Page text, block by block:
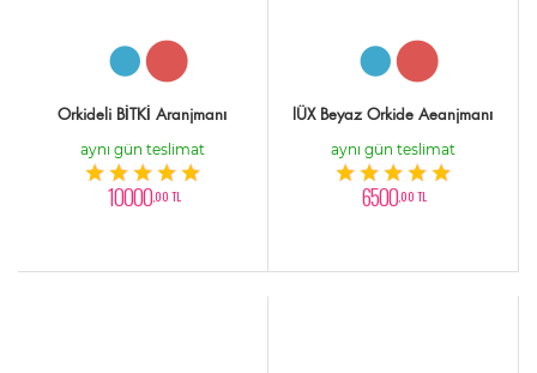
Orkideli BİTKİ Aranjmanı
aynı gün teslimat
10000,00 TL
lÜX Beyaz Orkide Aeanjmanı
aynı gün teslimat
6500,00 TL